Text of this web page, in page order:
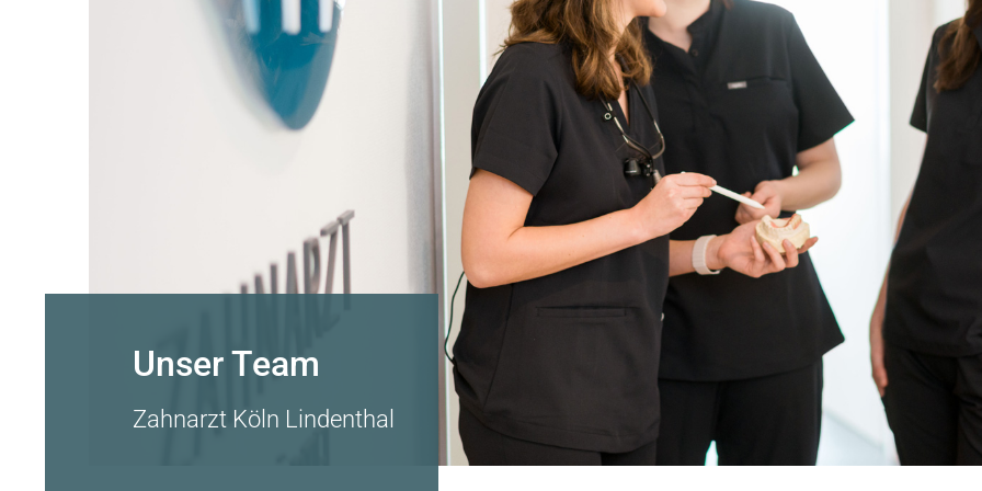
Unser Team
Zahnarzt Köln Lindenthal